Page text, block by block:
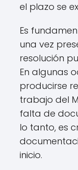
el plazo se
Es
una vez
resolución
En algunas
producirse
trabajo del
falta de
lo tanto, es
inicio.